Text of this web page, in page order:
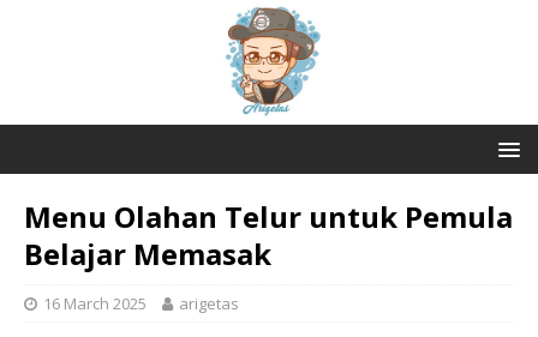
Menu Olahan Telur untuk Pemula
Belajar Memasak
16 March 2025 arigetas